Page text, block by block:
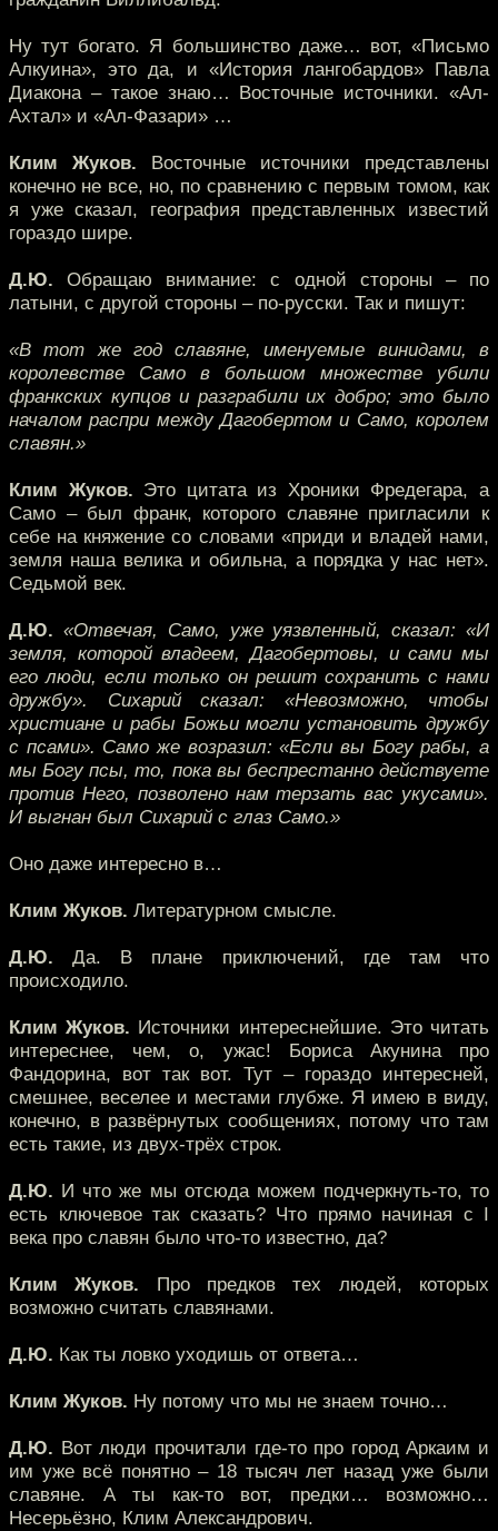
Ну тут богато. Я большинство даже… вот, «Письмо
Алкуина», это да, и «История лангобардов» Павла
Диакона – такое знаю… Восточные источники. «Ал-
Ахтал» и «Ал-Фазари» …
Клим Жуков. Восточные источники представлены
конечно не все, но, по сравнению с первым томом, как
я уже сказал, география представленных известий
гораздо шире.
Д.Ю. Обращаю внимание: с одной стороны – по
латыни, с другой стороны – по-русски. Так и пишут:
«В тот же год славяне, именуемые винидами, в
королевстве Само в большом множестве убили
франкских купцов и разграбили их добро; это было
началом распри между Дагобертом и Само, королем
славян.»
Клим Жуков. Это цитата из Хроники Фредегара, а
Само – был франк, которого славяне пригласили к
себе на княжение со словами «приди и владей нами,
земля наша велика и обильна, а порядка у нас нет».
Седьмой век.
Д.Ю. «Отвечая, Само, уже уязвленный, сказал: «И
земля, которой владеем, Дагобертовы, и сами мы
его люди, если только он решит сохранить с нами
дружбу». Сихарий сказал: «Невозможно, чтобы
христиане и рабы Божьи могли установить дружбу
с псами». Само же возразил: «Если вы Богу рабы, а
мы Богу псы, то, пока вы беспрестанно действуете
против Него, позволено нам терзать вас укусами».
И выгнан был Сихарий с глаз Само.»
Оно даже интересно в…
Клим Жуков. Литературном смысле.
Д.Ю. Да. В плане приключений, где там что
происходило.
Клим Жуков. Источники интереснейшие. Это читать
интереснее, чем, о, ужас! Бориса Акунина про
Фандорина, вот так вот. Тут – гораздо интересней,
смешнее, веселее и местами глубже. Я имею в виду,
конечно, в развёрнутых сообщениях, потому что там
есть такие, из двух-трёх строк.
Д.Ю. И что же мы отсюда можем подчеркнуть-то, то
есть ключевое так сказать? Что прямо начиная с I
века про славян было что-то известно, да?
Клим Жуков. Про предков тех людей, которых
возможно считать славянами.
Д.Ю. Как ты ловко уходишь от ответа…
Клим Жуков. Ну потому что мы не знаем точно…
Д.Ю. Вот люди прочитали где-то про город Аркаим и
им уже всё понятно – 18 тысяч лет назад уже были
славяне. А ты как-то вот, предки… возможно…
Несерьёзно, Клим Александрович.